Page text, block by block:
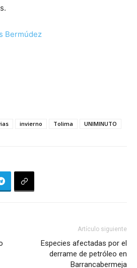
Bermúdez
invierno Tolima UNIMINUTO
Artículo siguiente
Especies afectadas por el
derrame de petróleo en
Barrancabermeja